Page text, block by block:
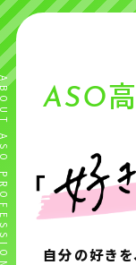
ASO
自分の好きを